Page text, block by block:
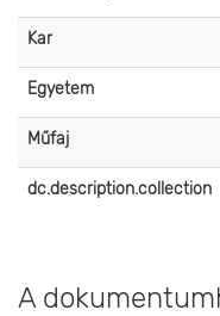
Kar
Egyetem
Műfaj
dc.description.collection
A